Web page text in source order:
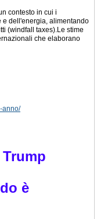
contesto in cui i
e dell'energia, alimentando
(windfall taxes).Le stime
che elaborano
anno/
è